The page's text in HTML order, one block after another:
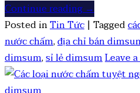
Continue reading→
Posted inTin Tức | Tagged
nước chấm,địa chỉ bán
dimsum,sỉ lẻ dimsumLeave